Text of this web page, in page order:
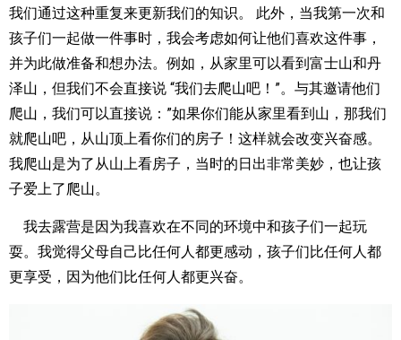
我们通过这种重复来更新我们的知识。 此外，当我第一次和
孩子们一起做一件事时，我会考虑如何让他们喜欢这件事，
并为此做准备和想办法。例如，从家里可以看到富士山和丹
泽山，但我们不会直接说 “我们去爬山吧！”。与其邀请他们
爬山，我们可以直接说：”如果你们能从家里看到山，那我们
就爬山吧，从山顶上看你们的房子！这样就会改变兴奋感。
我爬山是为了从山上看房子，当时的日出非常美妙，也让孩
子爱上了爬山。
我去露营是因为我喜欢在不同的环境中和孩子们一起玩
耍。我觉得父母自己比任何人都更感动，孩子们比任何人都
更享受，因为他们比任何人都更兴奋。